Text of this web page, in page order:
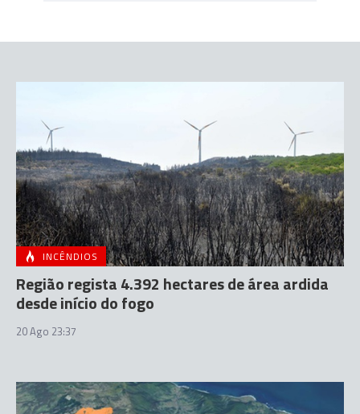
INCÊNDIOS
Região regista 4.392 hectares de área ardida
desde início do fogo
20 Ago 23:37